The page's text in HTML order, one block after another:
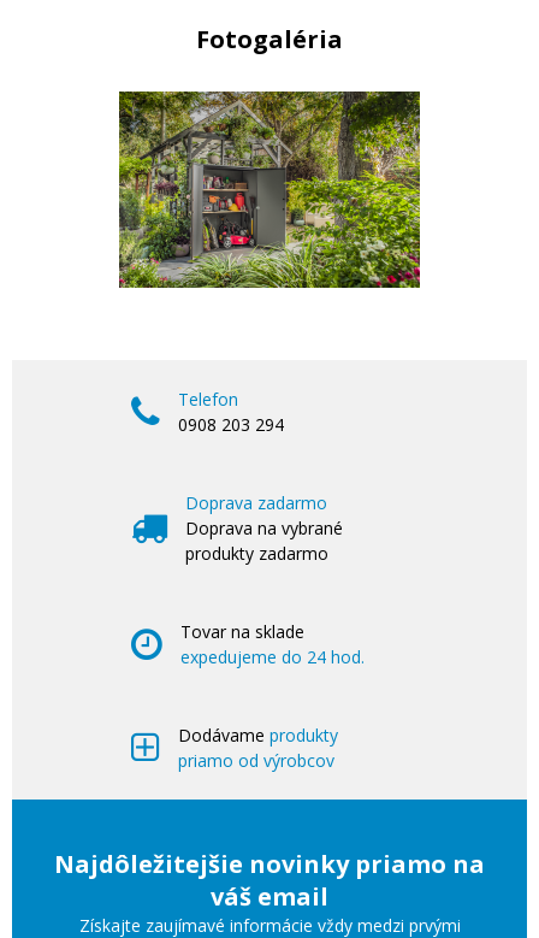
Fotogaléria
Telefon
0908 203 294
Doprava zadarmo
Doprava na vybrané
produkty zadarmo
Tovar na sklade
expedujeme do 24 hod.
Dodávame produkty
priamo od výrobcov
Najdôležitejšie novinky priamo na
váš email
Získajte zaujímavé informácie vždy medzi prvými